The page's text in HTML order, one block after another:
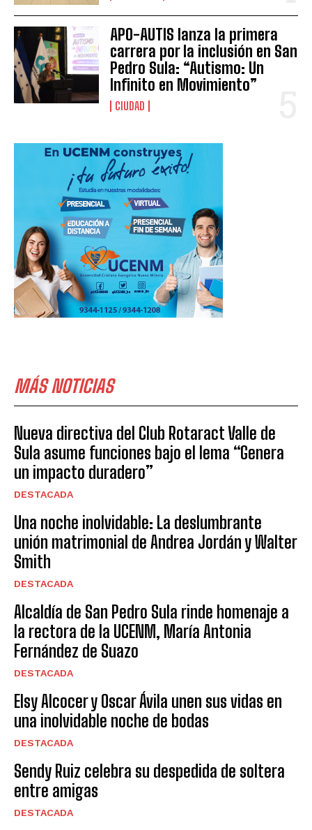
APO-AUTIS lanza la primera
carrera por la inclusión en San
Pedro Sula: “Autismo: Un
Infinito en Movimiento”
CIUDAD
MÁS NOTICIAS
Nueva directiva del Club Rotaract Valle de
Sula asume funciones bajo el lema “Genera
un impacto duradero”
DESTACADA
Una noche inolvidable: La deslumbrante
unión matrimonial de Andrea Jordán y Walter
Smith
DESTACADA
Alcaldía de San Pedro Sula rinde homenaje a
la rectora de la UCENM, María Antonia
Fernández de Suazo
DESTACADA
Elsy Alcocer y Oscar Ávila unen sus vidas en
una inolvidable noche de bodas
DESTACADA
Sendy Ruiz celebra su despedida de soltera
entre amigas
DESTACADA